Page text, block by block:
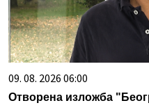
09. 08. 2026 06:00
Отворена изложба